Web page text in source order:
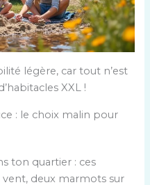
légère, car tout n’est
XXL !
: le choix malin pour
ton quartier : ces
deux marmots sur